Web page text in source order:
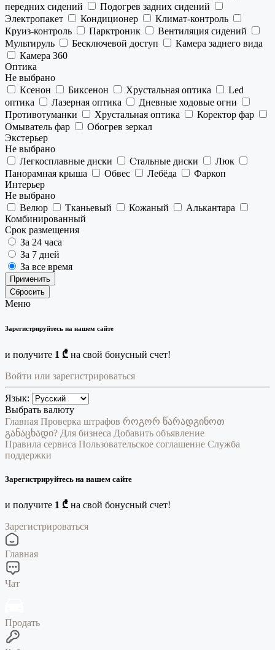
передних сидений
Подогрев задних сидений
Электропакет
Кондиционер
Климат-контроль
Круиз-контроль
Парктроник
Вентиляция сидений
Мультируль
Бесключевой доступ
Камера заднего вида
Камера 360
Оптика
Не выбрано
Ксенон
Биксенон Хрустальная оптика
Led
оптика
Лазерная оптика
Дневные ходовые огни
Противотуманки
Хрустальная оптика
Коректор фар
Омыватель фар
Обогрев зеркал
Экстерьер
Не выбрано
Легкосплавные диски
Стальные диски
Люк
Панорамная крыша
Обвес Лебёда
Фаркоп
Интерьер
Не выбрано
Велюр
Тканьевый Кожаный
Алькантара
Комбинированный
Срок размещения
За 24 часа
За 7 дней
За все время
Применить
Сбросить
Меню
Зарегистрируйтесь на нашем сайте
и получите 1 ₾ на свой бонусный счет!
Войти или зарегистрироваться
Язык:
Выбрать валюту
Главная Проверка штрафов როგორ წარადგინოთ
განაცხადი? Для бизнеса Добавить объявление
Правила сервиса Пользовательское соглашение Служба
поддержки
Зарегистрируйтесь на нашем сайте
и получите 1 ₾ на свой бонусный счет!
Зарегистрироваться
Главная
Чат
Продать